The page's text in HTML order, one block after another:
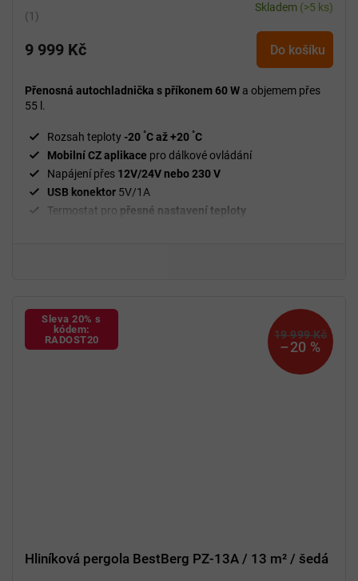
Průměrné
produktu
5,0
z
hvězdiček.
Skladem (>5 ks)
9 999 Kč Do košíku
Přenosná autochladnička s příkonem 60 W a objemem přes
55 l.
Rozsah teploty -20 °C až +20 °C
Mobilní CZ aplikace pro dálkové ovládání
Napájení přes 12V/24V nebo 230 V
USB konektor 5V/1A
Termostat pro přesné nastavení teploty
Sleva 20% s
kódem:
RADOST20
19 999 Kč
–20 %
Hliníková pergola BestBerg PZ-13A / 13 m² / šedá